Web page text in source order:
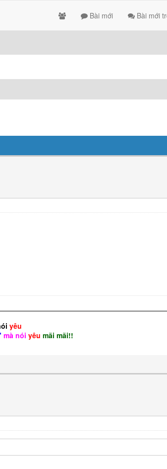
Bài mới Bài mới
yêu
mà nói yêu mãi mãi!!